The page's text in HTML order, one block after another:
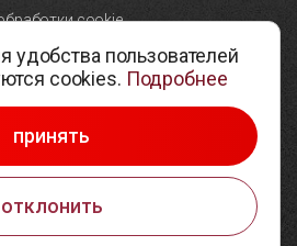
технологий
Борового
cookie
удобства пользователей
cookies. Подробнее
принять
отклонить